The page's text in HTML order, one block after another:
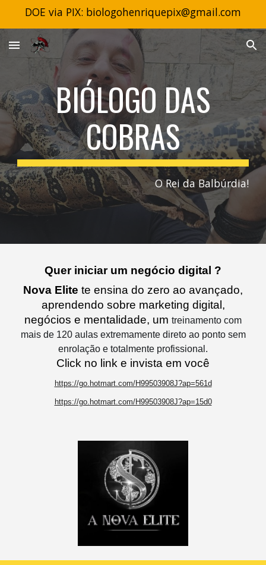
Skip to navigation
DOE via PIX: biologohenriquepix@gmail.com
BIÓLOGO DAS
COBRAS
O Rei da Balbúrdia!
Quer iniciar um negócio digital ?
Nova Elite te ensina do zero ao avançado,
aprendendo sobre marketing digital,
negócios e mentalidade, um treinamento com
mais de 120 aulas extremamente direto ao ponto sem
enrolação e totalmente profissional.
Click no link e invista em você
https://go.hotmart.com/H99503908J?ap=561d
https://go.hotmart.com/H99503908J?ap=15d0